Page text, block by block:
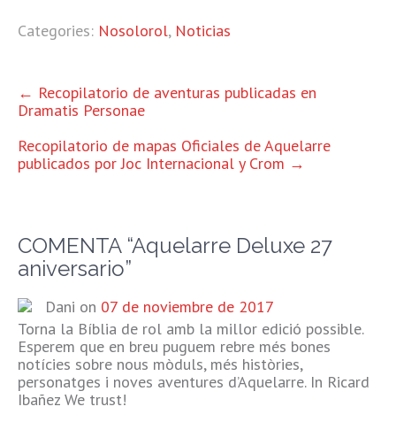
Categories: Nosolorol, Noticias
OTRAS
ENTRADAS
← Recopilatorio de aventuras publicadas en
Dramatis Personae
Recopilatorio de mapas Oficiales de Aquelarre
publicados por Joc Internacional y Crom →
COMENTA “Aquelarre Deluxe 27
aniversario”
Dani on 07 de noviembre de 2017
Torna la Bíblia de rol amb la millor edició possible.
Esperem que en breu puguem rebre més bones
notícies sobre nous mòduls, més històries,
personatges i noves aventures d’Aquelarre. In Ricard
Ibañez We trust!